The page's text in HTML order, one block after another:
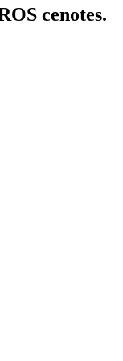
cenotes.